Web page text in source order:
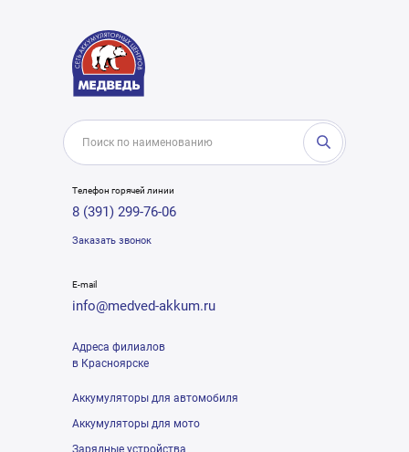
Телефон горячей линии
8 (391) 299-76-06
Заказать звонок
E-mail
info@medved-akkum.ru
Адреса филиалов
в Красноярске
Аккумуляторы для автомобиля
Аккумуляторы для мото